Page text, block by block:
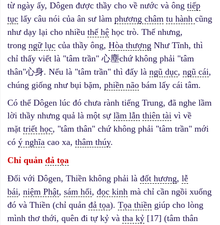
từ ngày ấy, Dôgen được thầy cho về nước và ông tiếp
tục lấy câu nói của ân sư làm phương châm tu hành cũng
như dạy lại cho nhiều thế hệ học trò. Thế nhưng,
trong ngữ lục của thầy ông, Hòa thượng Như Tĩnh, thì
chỉ thấy viết là "tâm trần" 心塵chứ không phải "tâm
thân"心身. Nếu là "tâm trần" thì đấy là ngũ dục, ngũ cái,
chúng giống như bụi bặm, phiền não bám lấy cái tâm.
Có thể Dôgen lúc đó chưa rành tiếng Trung, đã nghe lầm
lời thầy nhưng quả là một sự lầm lẫn thiên tài vì về
mặt triết học, "tâm thân" chứ không phải "tâm trần" mới
có ý nghĩa cao xa, thâm thúy.
Chỉ quản đả tọa
Đối với Dôgen, Thiền không phải là đốt hương, lễ
bái, niệm Phật, sám hối, đọc kinh mà chỉ cần ngồi xuống
đó và Thiền (chỉ quản đả tọa). Tọa thiền giúp cho lòng
mình thơ thới, quên đi tự kỷ và tha kỷ [17] (tâm thân